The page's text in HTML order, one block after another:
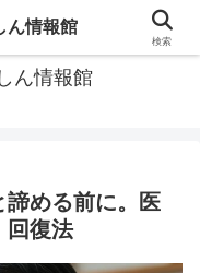
情報が見つかる場所。
ん情報館
諦める前に。医
回復法
ん情報館
検索